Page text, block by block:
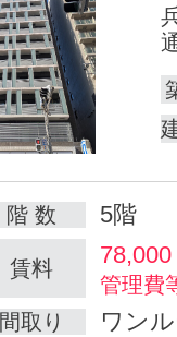
階 数 5階
賃料 78,000
管理費
間取り
ワン